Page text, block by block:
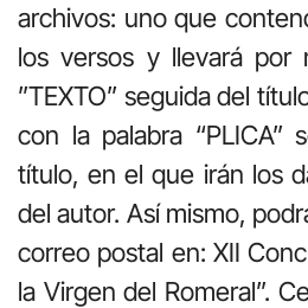
archivos: uno que
los versos y llevará por
”TEXTO” seguida del
con la palabra “PLICA”
título, en el que irán los
del autor. Así mismo,
correo postal en: XII
la Virgen del Romeral”.